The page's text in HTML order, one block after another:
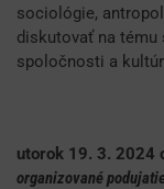
sociológie,
diskutovať na
spoločnosti a
utorok 19. 3. 2024
organizované